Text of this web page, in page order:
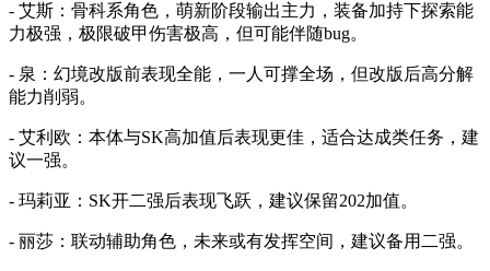
- 艾斯：骨科系角色，萌新阶段输出主力，装备加持下探索能
力极强，极限破甲伤害极高，但可能伴随bug。
- 泉：幻境改版前表现全能，一人可撑全场，但改版后高分解
能力削弱。
- 艾利欧：本体与SK高加值后表现更佳，适合达成类任务，建
议一强。
- 玛莉亚：SK开二强后表现飞跃，建议保留202加值。
- 丽莎：联动辅助角色，未来或有发挥空间，建议备用二强。